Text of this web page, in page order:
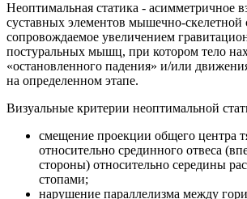
Неоптимальная статика - асимметричное
суставных элементов мышечно-скелетной
сопровождаемое увеличением
постуральных мышц, при котором тело
«остановленного падения» и/или
на определенном этапе.
Визуальные критерии неоптимальной
смещение проекции общего центра
относительно срединного отвеса
стороны) относительно середины
стопами;
нарушение параллелизма между